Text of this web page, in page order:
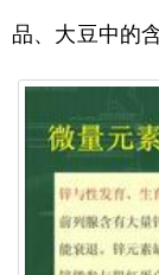
品、大豆中的